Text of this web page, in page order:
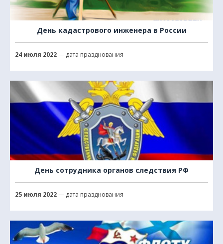
День кадастрового инженера в России
24 июля 2022— дата празднования
День сотрудника органов следствия РФ
25 июля 2022— дата празднования